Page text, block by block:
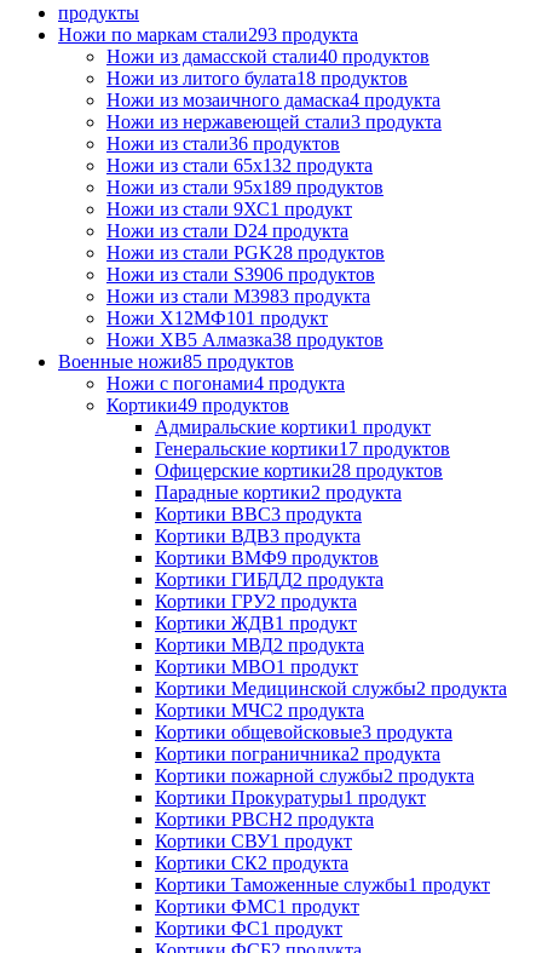
продукты
Ножи по маркам стали293 продукта
Ножи из дамасской стали40 продуктов
Ножи из литого булата18 продуктов
Ножи из мозаичного дамаска4 продукта
Ножи из нержавеющей стали3 продукта
Ножи из стали36 продуктов
Ножи из стали 65х132 продукта
Ножи из стали 95х189 продуктов
Ножи из стали 9ХС1 продукт
Ножи из стали D24 продукта
Ножи из стали PGK28 продуктов
Ножи из стали S3906 продуктов
Ножи из стали М3983 продукта
Ножи Х12МФ101 продукт
Ножи ХВ5 Алмазка38 продуктов
Военные ножи85 продуктов
Ножи с погонами4 продукта
Кортики49 продуктов
Адмиральские кортики1 продукт
Генеральские кортики17 продуктов
Офицерские кортики28 продуктов
Парадные кортики2 продукта
Кортики ВВС3 продукта
Кортики ВДВ3 продукта
Кортики ВМФ9 продуктов
Кортики ГИБДД2 продукта
Кортики ГРУ2 продукта
Кортики ЖДВ1 продукт
Кортики МВД2 продукта
Кортики МВО1 продукт
Кортики Медицинской службы2 продукта
Кортики МЧС2 продукта
Кортики общевойсковые3 продукта
Кортики пограничника2 продукта
Кортики пожарной службы2 продукта
Кортики Прокуратуры1 продукт
Кортики РВСН2 продукта
Кортики СВУ1 продукт
Кортики СК2 продукта
Кортики Таможенные службы1 продукт
Кортики ФМС1 продукт
Кортики ФС1 продукт